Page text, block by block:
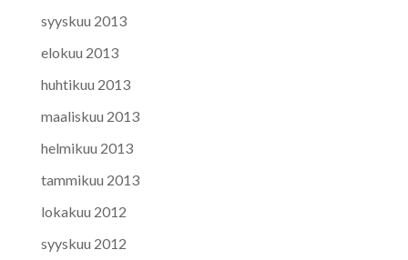
syyskuu 2013
elokuu 2013
huhtikuu 2013
maaliskuu 2013
helmikuu 2013
tammikuu 2013
lokakuu 2012
syyskuu 2012